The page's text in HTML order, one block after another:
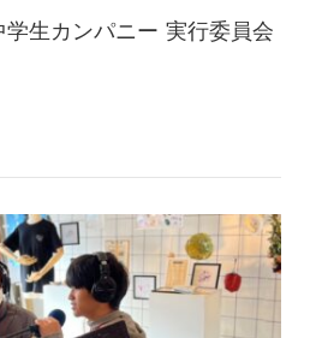
生カンパニー 実行委員会